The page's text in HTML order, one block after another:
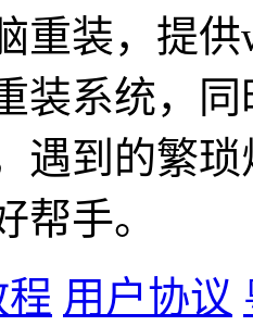
重装，提
装系统，
遇到的繁
帮手。
用户协议